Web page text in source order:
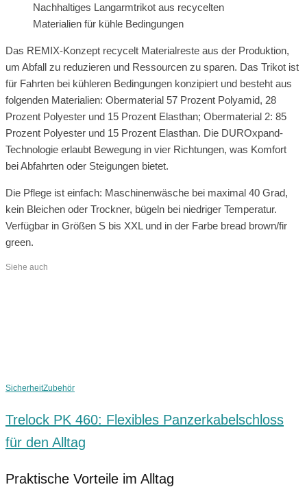
Nachhaltiges Langarmtrikot aus recycelten
Materialien für kühle Bedingungen
Das REMIX-Konzept recycelt Materialreste aus der Produktion,
um Abfall zu reduzieren und Ressourcen zu sparen. Das Trikot ist
für Fahrten bei kühleren Bedingungen konzipiert und besteht aus
folgenden Materialien: Obermaterial 57 Prozent Polyamid, 28
Prozent Polyester und 15 Prozent Elasthan; Obermaterial 2: 85
Prozent Polyester und 15 Prozent Elasthan. Die DUROxpand-
Technologie erlaubt Bewegung in vier Richtungen, was Komfort
bei Abfahrten oder Steigungen bietet.
Die Pflege ist einfach: Maschinenwäsche bei maximal 40 Grad,
kein Bleichen oder Trockner, bügeln bei niedriger Temperatur.
Verfügbar in Größen S bis XXL und in der Farbe bread brown/fir
green.
Siehe auch
SicherheitZubehör
Trelock PK 460: Flexibles Panzerkabelschloss
für den Alltag
Praktische Vorteile im Alltag